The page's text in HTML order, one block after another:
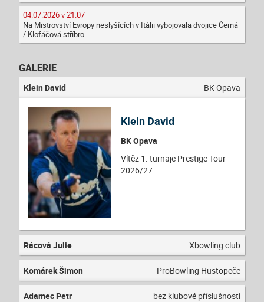
04.07.2026 v 21:07
Na Mistrovství Evropy neslyšících v Itálii vybojovala dvojice Černá
/ Klofáčová stříbro.
GALERIE
Klein David BK Opava
Klein David
BK Opava
Vítěz 1. turnaje Prestige Tour
2026/27
Rácová Julie Xbowling club
Komárek Šimon ProBowling Hustopeče
Adamec Petr bez klubové příslušnosti